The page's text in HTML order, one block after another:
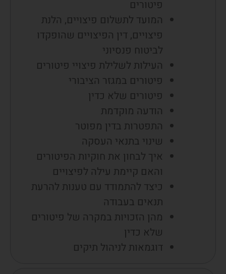
פיטורים
המועד לתשלום פיצויים, הלנת
פיצויים, דין הפיצויים שהופקדו
לביטוח פנסיוני
העילות לשלילת פיצויי פיטורים
פיטורים במגזר הציבורי
פיטורים שלא כדין
הודעה מוקדמת
התפטרות בדין מפוטר
שינוי בתנאי העסקה
איך לבחון את חוקיות הפיטורים
והאם קיימת עילה לפיצויים
כיצד להתמודד עם טענות להרעת
תנאים בעבודה
מהן הזכויות במקרה של פיטורים
שלא כדין
דוגמאות לניהול תיקים